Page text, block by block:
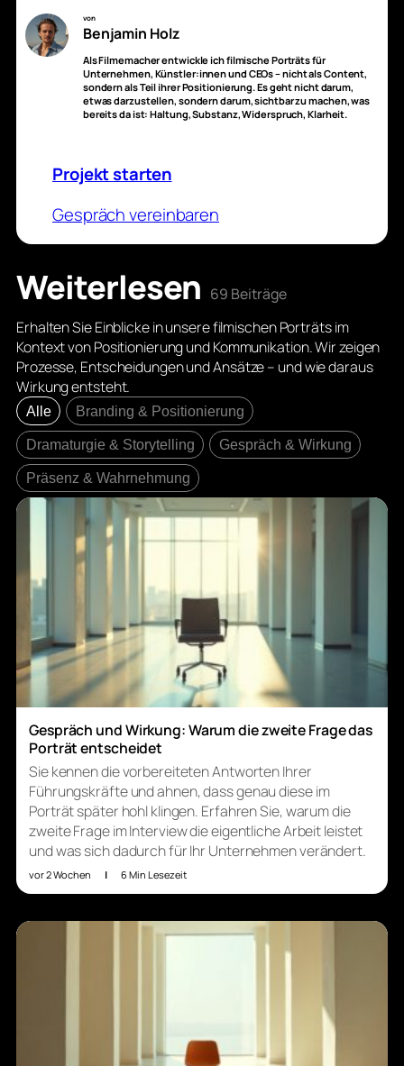
von
Benjamin Holz
Als Filmemacher entwickle ich filmische Porträts für
Unternehmen, Künstler:innen und CEOs – nicht als Content,
sondern als Teil ihrer Positionierung. Es geht nicht darum,
etwas darzustellen, sondern darum, sichtbar zu machen, was
bereits da ist: Haltung, Substanz, Widerspruch, Klarheit.
Projekt starten
Gespräch vereinbaren
Weiterlesen 69 Beiträge
Erhalten Sie Einblicke in unsere filmischen Porträts im
Kontext von Positionierung und Kommunikation. Wir zeigen
Prozesse, Entscheidungen und Ansätze – und wie daraus
Wirkung entsteht.
Alle Branding & Positionierung
Dramaturgie & Storytelling Gespräch & Wirkung
Präsenz & Wahrnehmung
Gespräch und Wirkung: Warum die zweite Frage das
Porträt entscheidet
Sie kennen die vorbereiteten Antworten Ihrer
Führungskräfte und ahnen, dass genau diese im
Porträt später hohl klingen. Erfahren Sie, warum die
zweite Frage im Interview die eigentliche Arbeit leistet
und was sich dadurch für Ihr Unternehmen verändert.
vor 2 Wochen | 6 Min Lesezeit